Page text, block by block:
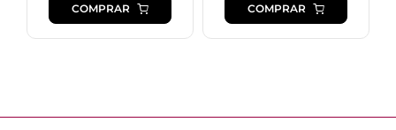
COMPRAR COMPRAR